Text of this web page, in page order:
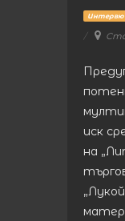
Интервю
иск
на